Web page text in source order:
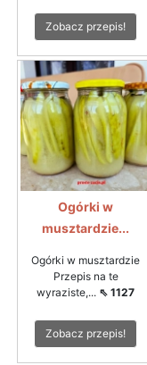
Zobacz przepis!
Ogórki w
musztardzie...
Ogórki w musztardzie
Przepis na te
wyraziste,... ⇖ 1127
Zobacz przepis!